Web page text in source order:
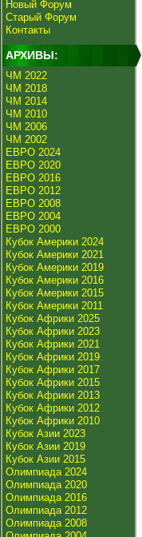
Новый Форум
Старый Форум
Контакты
АРХИВЫ:
ЧМ 2022
ЧМ 2018
ЧМ 2014
ЧМ 2010
ЧМ 2006
ЧМ 2002
ЕВРО 2024
ЕВРО 2020
ЕВРО 2016
ЕВРО 2012
ЕВРО 2008
ЕВРО 2004
ЕВРО 2000
Кубок Америки 2024
Кубок Америки 2021
Кубок Америки 2019
Кубок Америки 2016
Кубок Америки 2015
Кубок Америки 2011
Кубок Африки 2025
Кубок Африки 2023
Кубок Африки 2021
Кубок Африки 2019
Кубок Африки 2017
Кубок Африки 2015
Кубок Африки 2013
Кубок Африки 2012
Кубок Африки 2010
Кубок Азии 2023
Кубок Азии 2019
Кубок Азии 2015
Олимпиада 2024
Олимпиада 2020
Олимпиада 2016
Олимпиада 2012
Олимпиада 2008